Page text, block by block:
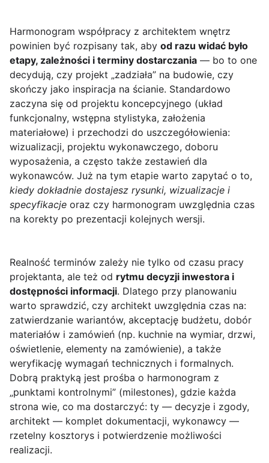
Harmonogram współpracy z architektem wnętrz
powinien być rozpisany tak, aby od razu widać było
etapy, zależności i terminy dostarczania — bo to one
decydują, czy projekt „zadziała” na budowie, czy
skończy jako inspiracja na ścianie. Standardowo
zaczyna się od projektu koncepcyjnego (układ
funkcjonalny, wstępna stylistyka, założenia
materiałowe) i przechodzi do uszczegółowienia:
wizualizacji, projektu wykonawczego, doboru
wyposażenia, a często także zestawień dla
wykonawców. Już na tym etapie warto zapytać o to,
kiedy dokładnie dostajesz rysunki, wizualizacje i
specyfikacje oraz czy harmonogram uwzględnia czas
na korekty po prezentacji kolejnych wersji.
Realność terminów zależy nie tylko od czasu pracy
projektanta, ale też od rytmu decyzji inwestora i
dostępności informacji. Dlatego przy planowaniu
warto sprawdzić, czy architekt uwzględnia czas na:
zatwierdzanie wariantów, akceptację budżetu, dobór
materiałów i zamówień (np. kuchnie na wymiar, drzwi,
oświetlenie, elementy na zamówienie), a także
weryfikację wymagań technicznych i formalnych.
Dobrą praktyką jest prośba o harmonogram z
„punktami kontrolnymi” (milestones), gdzie każda
strona wie, co ma dostarczyć: ty — decyzje i zgody,
architekt — komplet dokumentacji, wykonawcy —
rzetelny kosztorys i potwierdzenie możliwości
realizacji.